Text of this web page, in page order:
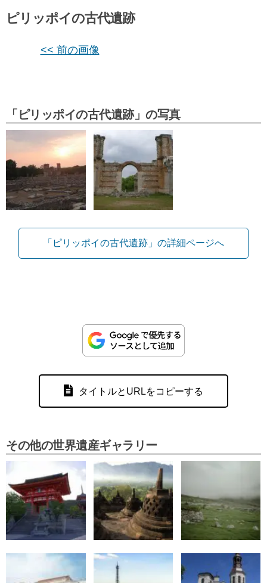
ピリッポイの古代遺跡
<< 前の画像
「ピリッポイの古代遺跡」の写真
「ピリッポイの古代遺跡」の詳細ページへ
タイトルとURLをコピーする
その他の世界遺産ギャラリー